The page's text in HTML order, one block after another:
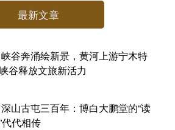
最新文章
谷奔涌绘新景，黄河上游宁木特
谷释放文旅新活力
山古屯三百年：博白大鹏堂的“读
代相传